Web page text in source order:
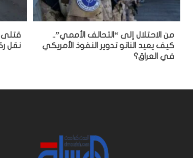
من الاحتلال إلى “التحالف الأممي”..
كيف يعيد الناتو تدوير النفوذ الأمريكي
في العراق؟
قتلى
نقل